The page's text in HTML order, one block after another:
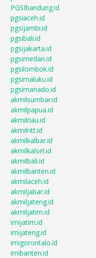
PGSIbandung.id
pgsiaceh.id
pgsijambi.id
pgsibali.id
pgsijakarta.id
pgsimedan.id
pgsilombok.id
pgsimaluku.id
pgsimanado.id
akmilsumbar.id
akmilpapua.id
akmilriau.id
akmilntt.id
akmilkalbar.id
akmilkalsel.id
akmilbali.id
akmilbanten.id
akmilaceh.id
akmiljabar.id
akmiljateng.id
akmiljatim.id
imijatim.id
imijateng.id
imigorontalo.id
imibanten.id